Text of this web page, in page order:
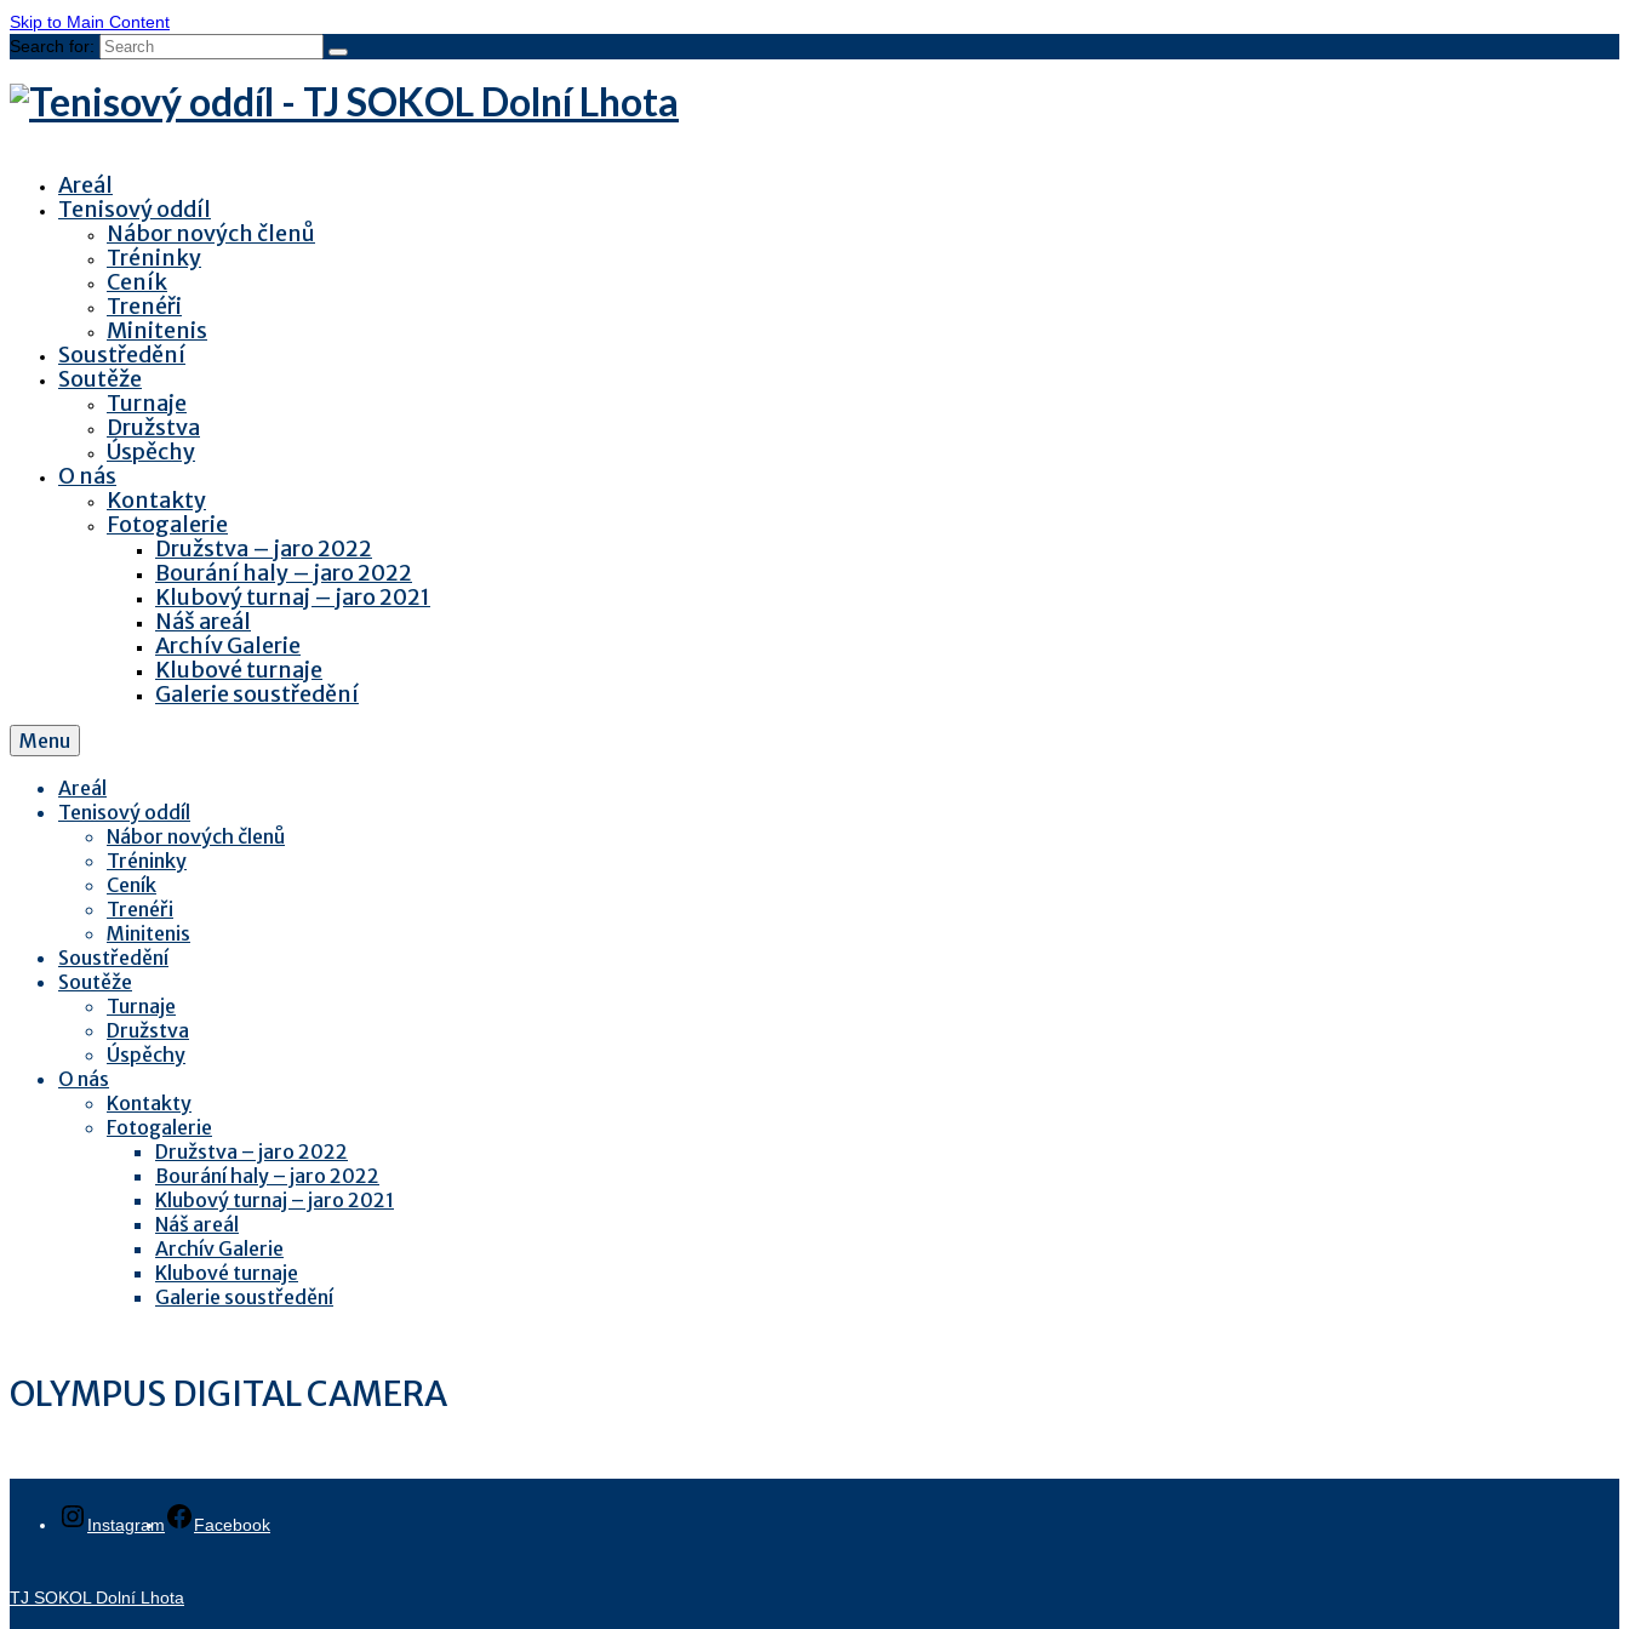
Skip to Main Content
Search for:
Areál
Tenisový oddíl
Nábor nových členů
Tréninky
Ceník
Trenéři
Minitenis
Soustředění
Soutěže
Turnaje
Družstva
Úspěchy
O nás
Kontakty
Fotogalerie
Družstva – jaro 2022
Bourání haly – jaro 2022
Klubový turnaj – jaro 2021
Náš areál
Archív Galerie
Klubové turnaje
Galerie soustředění
Menu
Areál
Tenisový oddíl
Nábor nových členů
Tréninky
Ceník
Trenéři
Minitenis
Soustředění
Soutěže
Turnaje
Družstva
Úspěchy
O nás
Kontakty
Fotogalerie
Družstva – jaro 2022
Bourání haly – jaro 2022
Klubový turnaj – jaro 2021
Náš areál
Archív Galerie
Klubové turnaje
Galerie soustředění
OLYMPUS DIGITAL CAMERA
Instagram Facebook
TJ SOKOL Dolní Lhota